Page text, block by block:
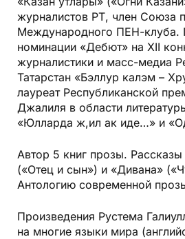
журналистов РТ, член Союза
Международного ПЕН-клуба.
номинации «Дебют» на XII
журналистики и масс-медиа
Татарстан «Бэллур калэм –
лауреат Республиканской
Джалиля в области
«Юлларда ж,ил ак иде…» и
Автор 5 книг прозы.
(«Отец и сын») и «Дивана»
Антологию современной
Произведения Рустема
на многие языки мира